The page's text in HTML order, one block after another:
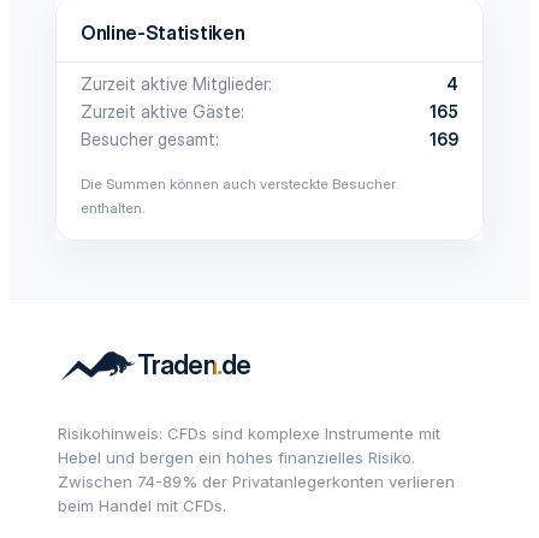
Online-Statistiken
Zurzeit aktive Mitglieder
4
Zurzeit aktive Gäste
165
Besucher gesamt
169
Die Summen können auch versteckte Besucher
enthalten.
Risikohinweis: CFDs sind komplexe Instrumente mit
Hebel und bergen ein hohes finanzielles Risiko.
Zwischen 74-89% der Privatanlegerkonten verlieren
beim Handel mit CFDs.